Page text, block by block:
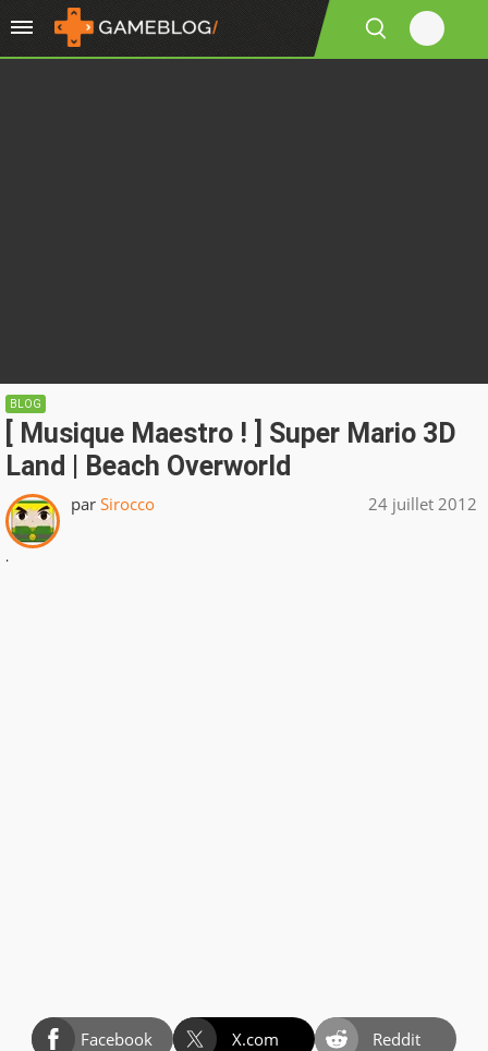
BLOG
[ Musique Maestro ! ] Super Mario 3D
Land | Beach Overworld
par Sirocco 24 juillet 2012
.
Facebook X.com
Reddit